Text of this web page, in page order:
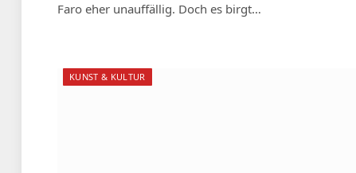
Faro eher unauffällig. Doch es birgt…
KUNST & KULTUR